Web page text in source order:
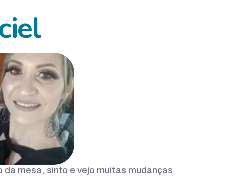
mesa, sinto e vejo muitas mudanças